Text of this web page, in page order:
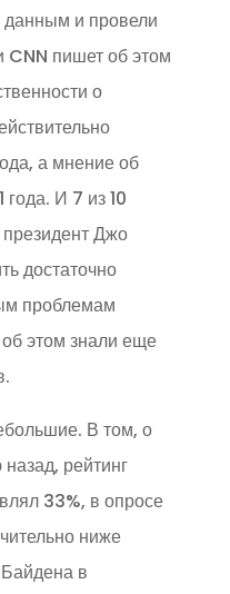
и провели
CNN пишет об этом
о
а мнение об
И 7 из 10
Джо
достаточно
проблемам
этом знали еще
В том, о
рейтинг
33%, в опросе
ниже
в